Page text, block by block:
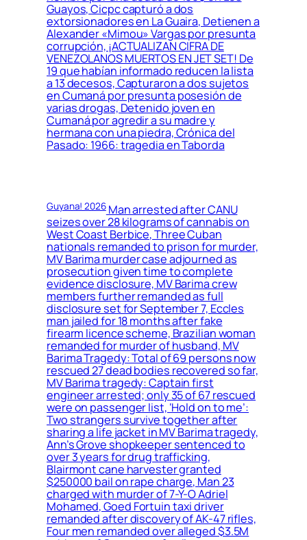
Guayos, Cicpc capturó a dos
extorsionadores en La Guaira, Detienen a
Alexander «Mimou» Vargas por presunta
corrupción, ¡ACTUALIZAN CIFRA DE
VENEZOLANOS MUERTOS EN JET SET! De
19 que habían informado reducen la lista
a 13 decesos, Capturaron a dos sujetos
en Cumaná por presunta posesión de
varias drogas, Detenido joven en
Cumaná por agredir a su madre y
hermana con una piedra, Crónica del
Pasado: 1966: tragedia en Taborda
Guyana! 2026Man arrested after CANU
seizes over 28 kilograms of cannabis on
West Coast Berbice, Three Cuban
nationals remanded to prison for murder,
MV Barima murder case adjourned as
prosecution given time to complete
evidence disclosure, MV Barima crew
members further remanded as full
disclosure set for September 7, Eccles
man jailed for 18 months after fake
firearm licence scheme, Brazilian woman
remanded for murder of husband, MV
Barima Tragedy: Total of 69 persons now
rescued 27 dead bodies recovered so far,
MV Barima tragedy: Captain first
engineer arrested; only 35 of 67 rescued
were on passenger list, ‘Hold on to me’:
Two strangers survive together after
sharing a life jacket in MV Barima tragedy,
Ann’s Grove shopkeeper sentenced to
over 3 years for drug trafficking,
Blairmont cane harvester granted
$250000 bail on rape charge, Man 23
charged with murder of 7-Y-O Adriel
Mohamed, Goed Fortuin taxi driver
remanded after discovery of AK-47 rifles,
Four men remanded over alleged $3.5M